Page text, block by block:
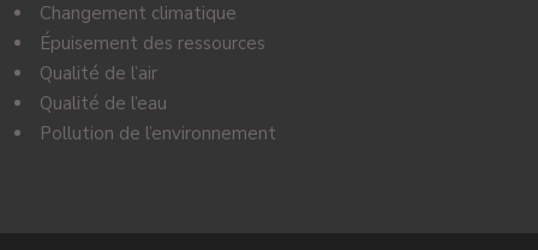
Changement climatique
Épuisement des ressources
Qualité de l’air
Qualité de l’eau
Pollution de l’environnement